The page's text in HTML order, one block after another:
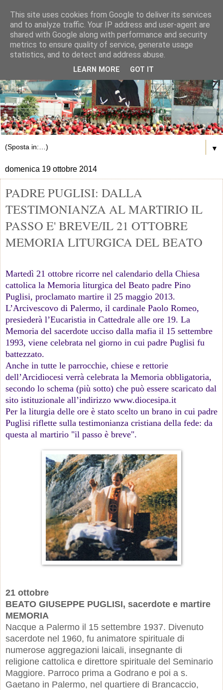
▼
domenica 19 ottobre 2014
PADRE PUGLISI: DALLA
TESTIMONIANZA AL MARTIRIO IL
PASSO E' BREVE/IL 21 OTTOBRE
MEMORIA LITURGICA DEL BEATO
Martedì 21 ottobre ricorre nel calendario della Chiesa
cattolica la Memoria liturgica del Beato padre Pino
Puglisi, proclamato martire il 25 maggio 2013.
L’Arcivescovo di Palermo, il cardinale Paolo Romeo,
presiederà l’Eucaristia in Cattedrale alle ore 19. La
Memoria del sacerdote ucciso dalla mafia il 15 settembre
1993, viene celebrata nel giorno in cui padre Puglisi fu
battezzato.
Anche in tutte le parrocchie, chiese e rettorie
dell’Arcidiocesi verrà celebrata la Memoria obbligatoria,
secondo lo schema (più sotto) che può essere scaricato dal
sito istituzionale all’indirizzo www.diocesipa.it
Per la liturgia delle ore è stato scelto un brano in cui padre
Puglisi riflette sulla testimonianza cristiana della fede: da
questa al martirio "il passo è breve".
21 ottobre
BEATO GIUSEPPE PUGLISI, sacerdote e martire
MEMORIA
Nacque a Palermo il 15 settembre 1937. Divenuto
sacerdote nel 1960, fu animatore spirituale di
numerose aggregazioni laicali, insegnante di
religione cattolica e direttore spirituale del Seminario
Maggiore. Parroco prima a Godrano e poi a s.
Gaetano in Palermo, nel quartiere di Brancaccio,
This site uses cookies from Google to deliver its services
and to analyze traffic. Your IP address and user-agent are
shared with Google along with performance and security
metrics to ensure quality of service, generate usage
statistics, and to detect and address abuse.
LEARN MORE GOT IT